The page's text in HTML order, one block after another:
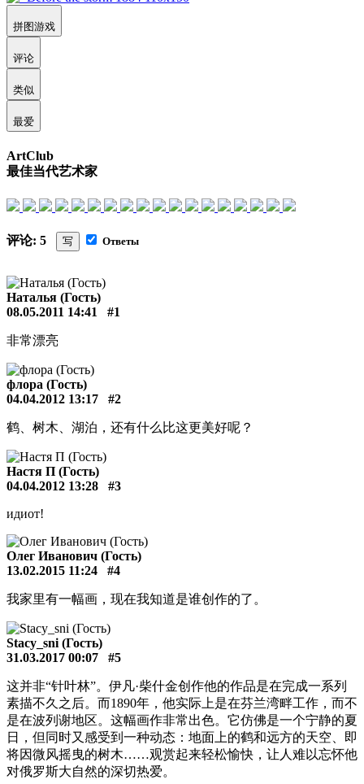
拼图游戏
评论
类似
最爱
ArtClub
最佳当代艺术家
评论: 5 写 Ответы
Наталья (Гость)
08.05.2011 14:41
#1
非常漂亮
флора (Гость)
04.04.2012 13:17
#2
鹤、树木、湖泊，还有什么比这更美好呢？
Настя П (Гость)
04.04.2012 13:28
#3
идиот!
Олег Иванович (Гость)
13.02.2015 11:24
#4
我家里有一幅画，现在我知道是谁创作的了。
Stacy_sni (Гость)
31.03.2017 00:07
#5
这并非“针叶林”。伊凡·柴什金创作他的作品是在完成一系列
素描不久之后。而1890年，他实际上是在芬兰湾畔工作，而不
是在波列谢地区。这幅画作非常出色。它仿佛是一个宁静的夏
日，但同时又感受到一种动态：地面上的鹤和远方的天空、即
将因微风摇曳的树木……观赏起来轻松愉快，让人难以忘怀他
对俄罗斯大自然的深切热爱。